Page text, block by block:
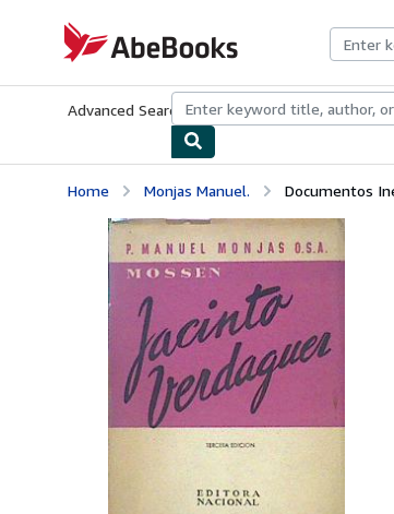
AbeBooks.com
Advanced Search Browse CollectionsRare Books
Home Monjas Manuel. Documentos